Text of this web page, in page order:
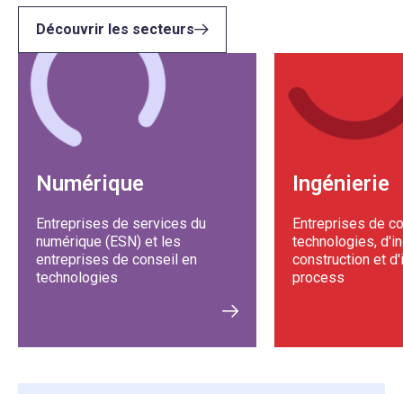
Numérique
Entreprises de services du
numérique (ESN) et les
entreprises de conseil en
technologies
Ingénierie
Entreprises de
technologies,
construction et
process
Découvrir les secteurs